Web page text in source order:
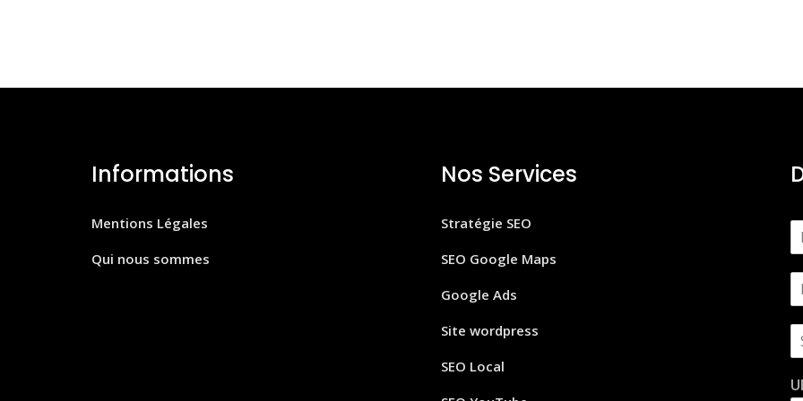
Informations
Mentions Légales
Qui nous sommes
Nos Services
Stratégie SEO
SEO Google Maps
Google Ads
Site wordpress
SEO Local
m
e